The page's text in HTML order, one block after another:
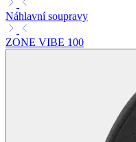
Náhlavní soupravy
ZONE VIBE 100